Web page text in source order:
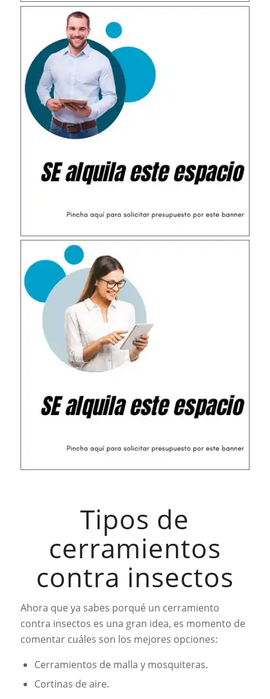
Tipos de
cerramientos
contra insectos
Ahora que ya sabes porqué un cerramiento
contra insectos es una gran idea, es momento de
comentar cuáles son los mejores opciones:
Cerramientos de malla y mosquiteras.
Cortinas de aire.